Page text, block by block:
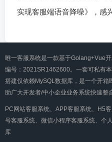
实现客服端语音降噪》，感
唯一客服系统是一款基于Golang+Vue
编号：2021SR1462600。一套可私有
搭建仅依赖MySQL数据库，是一个开
助广大开发者/中小企业业务系统快速整
PC网站客服系统、APP客服系统、H5
号客服系统、微信小程序客服系统、个
库